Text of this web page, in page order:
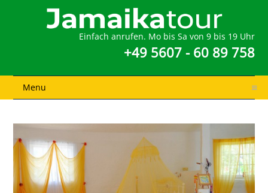
Einfach anrufen. Mo bis Sa von 9 bis 19 Uhr
+49 5607 - 60 89 758
Menu